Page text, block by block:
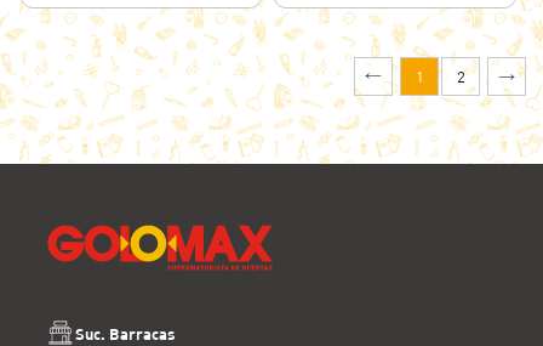
1 2
Suc. Barracas